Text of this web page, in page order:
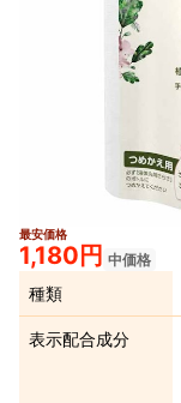
最安価格
1,180円 中価格
種類
表示配合成分